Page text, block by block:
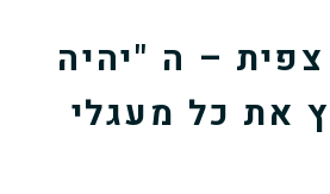
– ה "יהיה
את כל מעגלי